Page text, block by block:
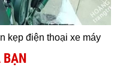
kẹp điện thoại xe máy
BẠN